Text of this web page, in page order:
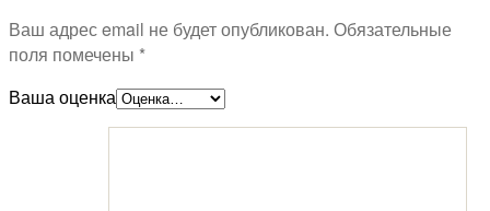
Ваш адрес email не будет опубликован. Обязательные
поля помечены *
Ваша оценка